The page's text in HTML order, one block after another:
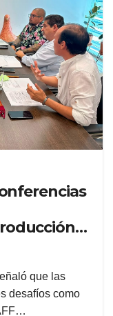
que las
desafíos como